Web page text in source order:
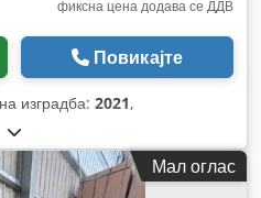
фиксна цена додава се ДДВ
Повикајте
изградба: 2021,
Мал оглас